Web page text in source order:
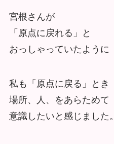
宮根さんが
「原点に戻れる」と
おっしゃっていたように
私も「原点に戻る」とき
場所、人、をあらためて
意識したいと感じました。